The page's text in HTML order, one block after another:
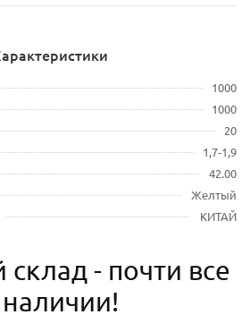
1000
1000
20
1,7-1,9
42.00
Желтый
КИТАЙ
- почти все
наличии!